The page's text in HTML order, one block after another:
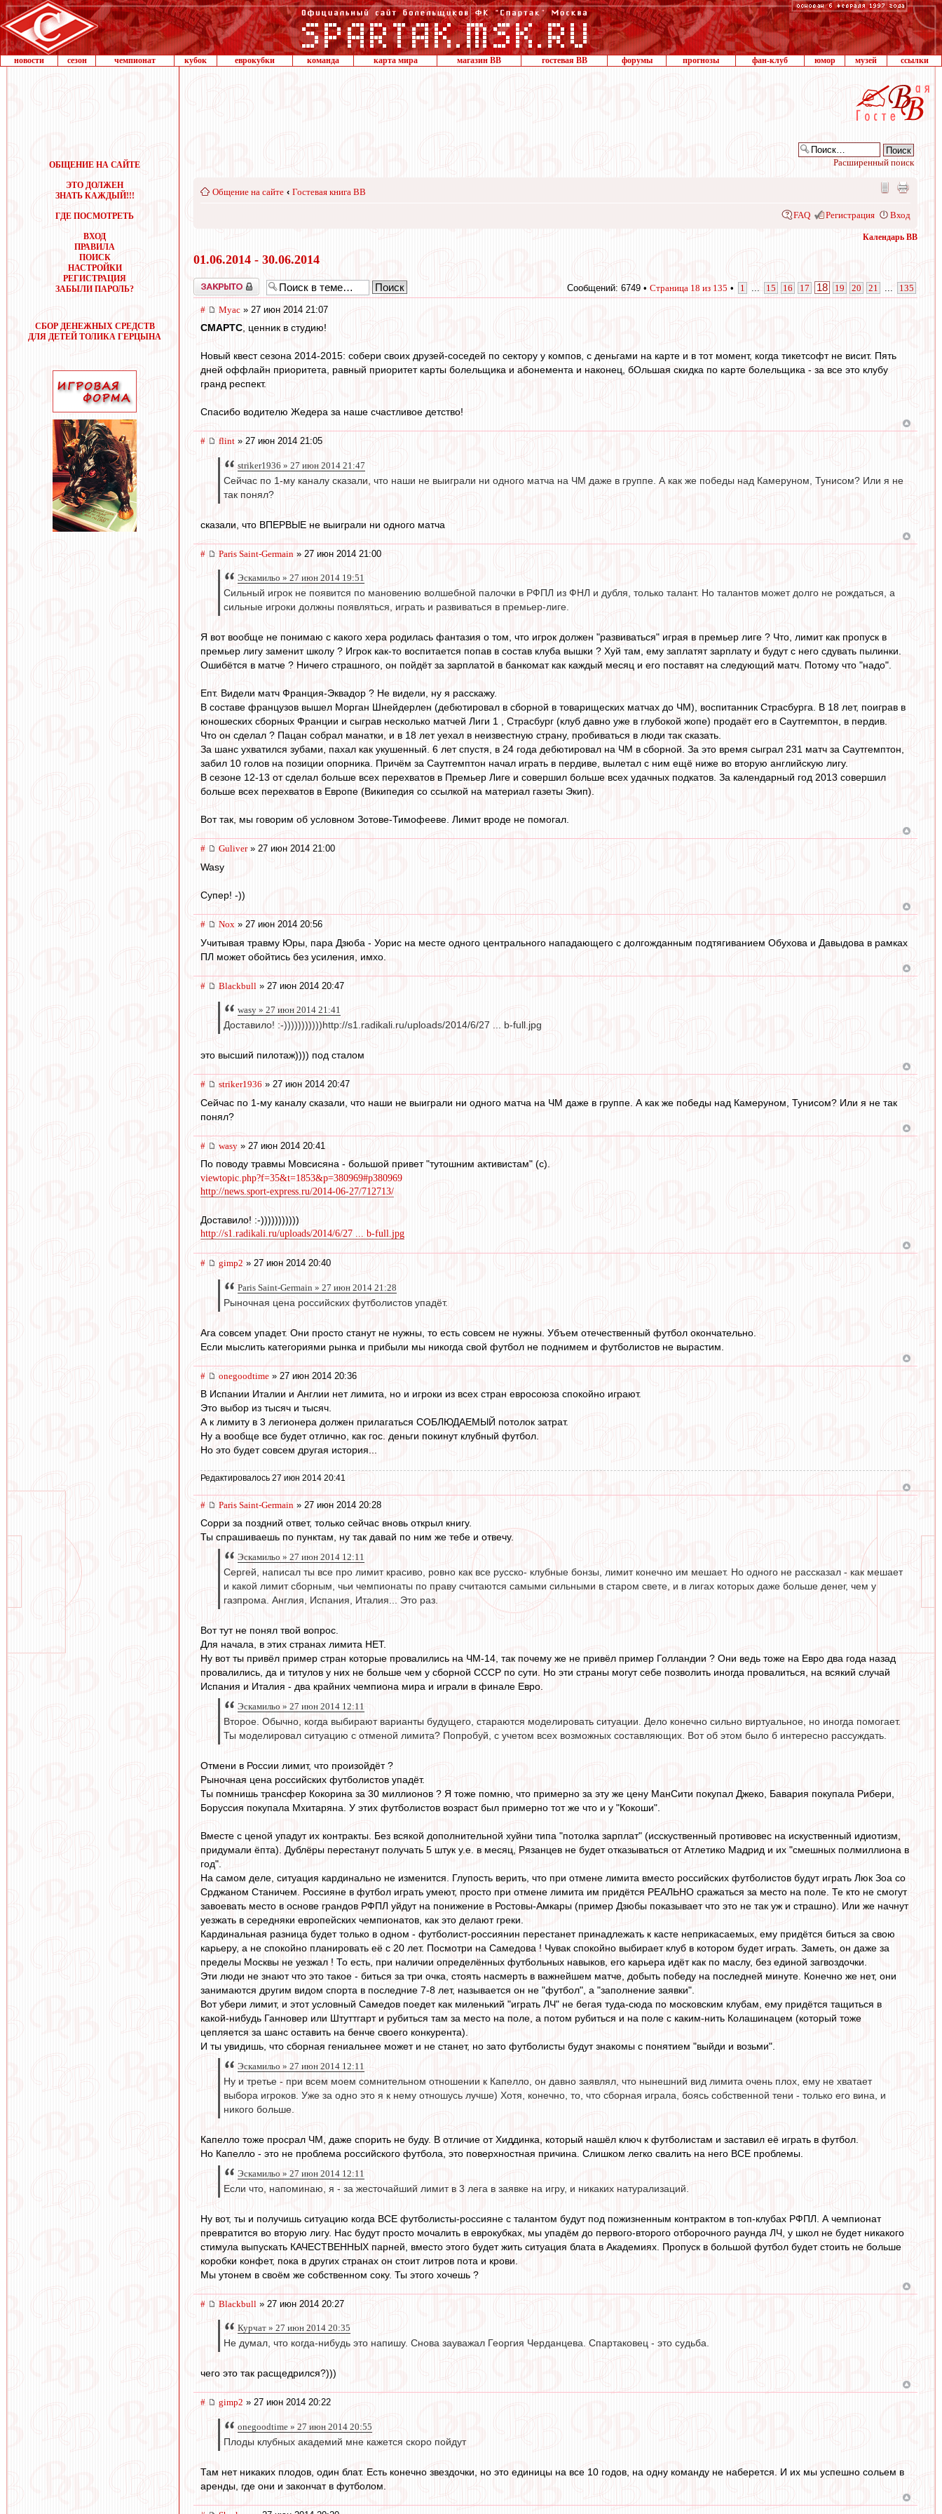
новости сезон чемпионат кубок еврокубки команда карта мира магазин ВВ гостевая ВВ форумы прогнозы фан-клуб юмор музей ссылки
ОБЩЕНИЕ НА САЙТЕ
ЭТО ДОЛЖЕН
ЗНАТЬ КАЖДЫЙ!!!
ГДЕ ПОСМОТРЕТЬ
ВХОД
ПРАВИЛА
ПОИСК
НАСТРОЙКИ
РЕГИСТРАЦИЯ
ЗАБЫЛИ ПАРОЛЬ?
СБОР ДЕНЕЖНЫХ СРЕДСТВ
ДЛЯ ДЕТЕЙ ТОЛИКА ГЕРЦЫНА
Расширенный поиск
Общение на сайте ‹ Гостевая книга ВВ
FAQ Регистрация Вход
Календарь ВВ
01.06.2014 - 30.06.2014
Закрыто Сообщений: 6749 • Страница 18 из 135 • 1 15 16 17 18 19 20 21 135
# Myac » 27 июн 2014 21:07
СМАРТС, ценник в студию!
Новый квест сезона 2014-2015: собери своих друзей-соседей по сектору у компов, с деньгами на карте и в тот момент, когда тикетсофт не висит. Пять
дней оффлайн приоритета, равный приоритет карты болельщика и абонемента и наконец, бОльшая скидка по карте болельщика - за все это клубу
гранд респект.
Спасибо водителю Жедера за наше счастливое детство!
# flint » 27 июн 2014 21:05
striker1936 » 27 июн 2014 21:47
Сейчас по 1-му каналу сказали, что наши не выиграли ни одного матча на ЧМ даже в группе. А как же победы над Камеруном, Тунисом? Или я не
так понял?
сказали, что ВПЕРВЫЕ не выиграли ни одного матча
# Paris Saint-Germain » 27 июн 2014 21:00
Эскамильо » 27 июн 2014 19:51
Сильный игрок не появится по мановению волшебной палочки в РФПЛ из ФНЛ и дубля, только талант. Но талантов может долго не рождаться, а
сильные игроки должны появляться, играть и развиваться в премьер-лиге.
Я вот вообще не понимаю с какого хера родилась фантазия о том, что игрок должен "развиваться" играя в премьер лиге ? Что, лимит как пропуск в
премьер лигу заменит школу ? Игрок как-то воспитается попав в состав клуба вышки ? Хуй там, ему заплатят зарплату и будут с него сдувать пылинки.
Ошибётся в матче ? Ничего страшного, он пойдёт за зарплатой в банкомат как каждый месяц и его поставят на следующий матч. Потому что "надо".
Епт. Видели матч Франция-Эквадор ? Не видели, ну я расскажу.
В составе французов вышел Морган Шнейдерлен (дебютировал в сборной в товарищеских матчах до ЧМ), воспитанник Страсбурга. В 18 лет, поиграв в
юношеских сборных Франции и сыграв несколько матчей Лиги 1 , Страсбург (клуб давно уже в глубокой жопе) продаёт его в Саутгемптон, в пердив.
Что он сделал ? Пацан собрал манатки, и в 18 лет уехал в неизвестную страну, пробиваться в люди так сказать.
За шанс ухватился зубами, пахал как укушенный. 6 лет спустя, в 24 года дебютировал на ЧМ в сборной. За это время сыграл 231 матч за Саутгемптон,
забил 10 голов на позиции опорника. Причём за Саутгемптон начал играть в пердиве, вылетал с ним ещё ниже во вторую английскую лигу.
В сезоне 12-13 от сделал больше всех перехватов в Премьер Лиге и совершил больше всех удачных подкатов. За календарный год 2013 совершил
больше всех перехватов в Европе (Википедия со ссылкой на материал газеты Экип).
Вот так, мы говорим об условном Зотове-Тимофееве. Лимит вроде не помогал.
# Guliver» 27 июн 2014 21:00
Wasy
Супер! -))
# Nox » 27 июн 2014 20:56
Учитывая травму Юры, пара Дзюба - Уорис на месте одного центрального нападающего с долгожданным подтягиванием Обухова и Давыдова в рамках
ПЛ может обойтись без усиления, имхо.
# Blackbull » 27 июн 2014 20:47
wasy » 27 июн 2014 21:41
Доставило! :-)))))))))))http://s1.radikali.ru/uploads/2014/6/27 ... b-full.jpg
это высший пилотаж)))) под сталом
# striker1936 » 27 июн 2014 20:47
Сейчас по 1-му каналу сказали, что наши не выиграли ни одного матча на ЧМ даже в группе. А как же победы над Камеруном, Тунисом? Или я не так
понял?
# wasy » 27 июн 2014 20:41
По поводу травмы Мовсисяна - большой привет "тутошним активистам" (с).
viewtopic.php?f=35&t=1853&p=380969#p380969
http://news.sport-express.ru/2014-06-27/712713/
Доставило! :-)))))))))))
http://s1.radikali.ru/uploads/2014/6/27 ... b-full.jpg
# gimp2 » 27 июн 2014 20:40
Paris Saint-Germain » 27 июн 2014 21:28
Рыночная цена российских футболистов упадёт.
Ага совсем упадет. Они просто станут не нужны, то есть совсем не нужны. Убъем отечественный футбол окончательно.
Если мыслить категориями рынка и прибыли мы никогда свой футбол не поднимем и футболистов не вырастим.
# onegoodtime » 27 июн 2014 20:36
В Испании Италии и Англии нет лимита, но и игроки из всех стран евросоюза спокойно играют.
Это выбор из тысяч и тысяч.
А к лимиту в 3 легионера должен прилагаться СОБЛЮДАЕМЫЙ потолок затрат.
Ну а вообще все будет отлично, как гос. деньги покинут клубный футбол.
Но это будет совсем другая история...
Редактировалось 27 июн 2014 20:41
# Paris Saint-Germain » 27 июн 2014 20:28
Сорри за поздний ответ, только сейчас вновь открыл книгу.
Ты спрашиваешь по пунктам, ну так давай по ним же тебе и отвечу.
Эскамильо » 27 июн 2014 12:11
Сергей, написал ты все про лимит красиво, ровно как все русско- клубные бонзы, лимит конечно им мешает. Но одного не рассказал - как мешает
и какой лимит сборным, чьи чемпионаты по праву считаются самыми сильными в старом свете, и в лигах которых даже больше денег, чем у
газпрома. Англия, Испания, Италия... Это раз.
Вот тут не понял твой вопрос.
Для начала, в этих странах лимита НЕТ.
Ну вот ты привёл пример стран которые провалились на ЧМ-14, так почему же не привёл пример Голландии ? Они ведь тоже на Евро два года назад
провалились, да и титулов у них не больше чем у сборной СССР по сути. Но эти страны могут себе позволить иногда провалиться, на всякий случай
Испания и Италия - два крайних чемпиона мира и играли в финале Евро.
Эскамильо » 27 июн 2014 12:11
Второе. Обычно, когда выбирают варианты будущего, стараются моделировать ситуации. Дело конечно сильно виртуальное, но иногда помогает.
Ты моделировал ситуацию с отменой лимита? Попробуй, с учетом всех возможных составляющих. Вот об этом было б интересно рассуждать.
Отмени в России лимит, что произойдёт ?
Рыночная цена российских футболистов упадёт.
Ты помнишь трансфер Кокорина за 30 миллионов ? Я тоже помню, что примерно за эту же цену МанСити покупал Джеко, Бавария покупала Рибери,
Боруссия покупала Мхитаряна. У этих футболистов возраст был примерно тот же что и у "Кокоши".
Вместе с ценой упадут их контракты. Без всякой дополнительной хуйни типа "потолка зарплат" (исскуственный противовес на искуственный идиотизм,
придумали ёпта). Дублёры перестанут получать 5 штук у.е. в месяц, Рязанцев не будет отказываться от Атлетико Мадрид и их "смешных полмиллиона в
год".
На самом деле, ситуация кардинально не изменится. Глупость верить, что при отмене лимита вместо российских футболистов будут играть Люк Зоа со
Срджаном Станичем. Россияне в футбол играть умеют, просто при отмене лимита им придётся РЕАЛЬНО сражаться за место на поле. Те кто не смогут
завоевать место в основе грандов РФПЛ уйдут на понижение в Ростовы-Амкары (пример Дзюбы показывает что это не так уж и страшно). Или же начнут
уезжать в середняки европейских чемпионатов, как это делают греки.
Кардинальная разница будет только в одном - футболист-россиянин перестанет принадлежать к касте неприкасаемых, ему придётся биться за свою
карьеру, а не спокойно планировать её с 20 лет. Посмотри на Самедова ! Чувак спокойно выбирает клуб в котором будет играть. Заметь, он даже за
пределы Москвы не уезжал ! То есть, при наличии определённых футбольных навыков, его карьера идёт как по маслу, без единой загвоздочки.
Эти люди не знают что это такое - биться за три очка, стоять насмерть в важнейшем матче, добыть победу на последней минуте. Конечно же нет, они
занимаются другим видом спорта в последние 7-8 лет, называется он не "футбол", а "заполнение заявки".
Вот убери лимит, и этот условный Самедов поедет как миленький "играть ЛЧ" не бегая туда-сюда по московским клубам, ему придётся тащиться в
какой-нибудь Ганновер или Штуттгарт и рубиться там за место на поле, а потом рубиться и на поле с каким-нить Колашинацем (который тоже
цепляется за шанс оставить на бенче своего конкурента).
И ты увидишь, что сборная гениальнее может и не станет, но зато футболисты будут знакомы с понятием "выйди и возьми".
Эскамильо » 27 июн 2014 12:11
Ну и третье - при всем моем сомнительном отношении к Капелло, он давно заявлял, что нынешний вид лимита очень плох, ему не хватает
выбора игроков. Уже за одно это я к нему отношусь лучше) Хотя, конечно, то, что сборная играла, боясь собственной тени - только его вина, и
никого больше.
Капелло тоже просрал ЧМ, даже спорить не буду. В отличие от Хиддинка, который нашёл ключ к футболистам и заставил её играть в футбол.
Но Капелло - это не проблема российского футбола, это поверхностная причина. Слишком легко свалить на него ВСЕ проблемы.
Эскамильо » 27 июн 2014 12:11
Если что, напоминаю, я - за жесточайший лимит в 3 лега в заявке на игру, и никаких натурализаций.
Ну вот, ты и получишь ситуацию когда ВСЕ футболисты-россияне с талантом будут под пожизненным контрактом в топ-клубах РФПЛ. А чемпионат
превратится во вторую лигу. Нас будут просто мочалить в еврокубках, мы упадём до первого-второго отборочного раунда ЛЧ, у школ не будет никакого
стимула выпускать КАЧЕСТВЕННЫХ парней, вместо этого будет жить ситуация блата в Академиях. Пропуск в большой футбол будет стоить не больше
коробки конфет, пока в других странах он стоит литров пота и крови.
Мы утонем в своём же собственном соку. Ты этого хочешь ?
# Blackbull » 27 июн 2014 20:27
Курчат » 27 июн 2014 20:35
Не думал, что когда-нибудь это напишу. Снова зауважал Георгия Черданцева. Спартаковец - это судьба.
чего это так расщедрился?)))
# gimp2 » 27 июн 2014 20:22
onegoodtime » 27 июн 2014 20:55
Плоды клубных академий мне кажется скоро пойдут
Там нет никаких плодов, один блат. Есть конечно звездочки, но это единицы на все 10 годов, на одну команду не наберется. И их мы успешно сольем в
аренды, где они и закончат в футболом.